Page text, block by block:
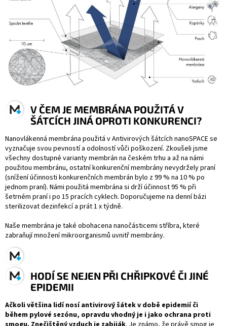
V ČEM JE MEMBRÁNA POUŽITÁ V
ŠÁTCÍCH JINÁ OPROTI KONKURENCI?
Nanovlákenná membrána použitá v Antivirových šátcích nanoSPACE se
vyznačuje svou pevností a odolností vůči poškození. Zkoušeli jsme
všechny dostupné varianty membrán na českém trhu a až na námi
použitou membránu, ostatní konkurenční membrány nevydržely praní
(snížení účinnosti konkurenčních membrán bylo z 99 % na 10 % po
jednom praní). Námi použitá membrána si drží účinnost 95 % při
šetrném praní i po 15 pracích cyklech. Doporučujeme na denní bázi
sterilizovat dezinfekcí a prát 1 x týdně.
Naše membrána je také obohacena nanočásticemi stříbra, které
zabraňují množení mikroorganismů uvnitř membrány.
HODÍ SE NEJEN PŘI CHŘIPKOVÉ ČI JINÉ
EPIDEMII
Ačkoli většina lidí nosí antivirový šátek v době epidemií či
během pylové sezónu, opravdu vhodný je i jako ochrana proti